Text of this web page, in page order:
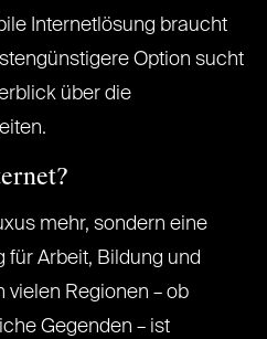
Internetlösung braucht
Option sucht
über die
mehr, sondern eine
für Arbeit, Bildung und
vielen Regionen – ob
Gegenden – ist